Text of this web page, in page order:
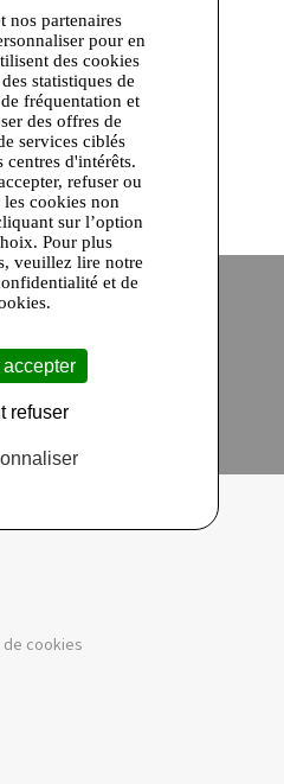
dans les centres
Qualité garantie
cookies
nos partenaires
pour en
des cookies
statistiques de
fréquentation et
des offres de
services ciblés
centres d'intérêts.
refuser ou
les cookies non
sur l’option
Pour plus
veuillez lire notre
et de
accepter
refuser